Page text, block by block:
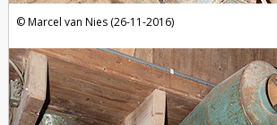
Marcel van Nies (26-11-2016)